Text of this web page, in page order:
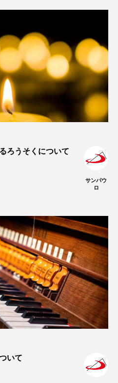
ろうそくについて
サンパウ
ロ
いて